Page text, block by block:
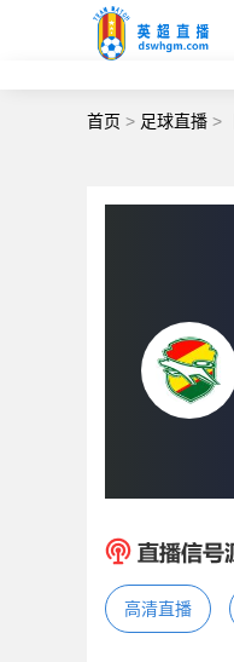
首页 > 足球直播 >
高清直播